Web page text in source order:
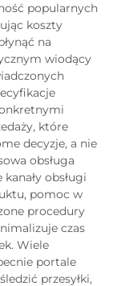
popularnych
koszty
na
wiodący
które
decyzje, a nie
obsługa
obsługi
pomoc w
procedury
czas
Wiele
portale
przesyłki,